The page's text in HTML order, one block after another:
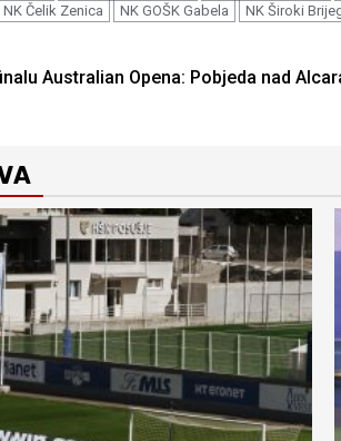
NK Čelik Zenica NK GOŠK Gabela NK Široki
Australian Opena: Pobjeda nad